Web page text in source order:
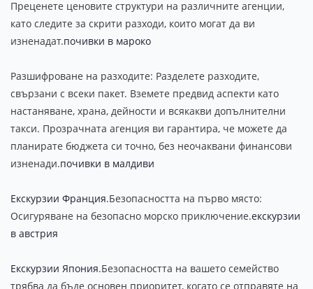
Преценете ценовите структури на различните агенции,
като следите за скрити разходи, които могат да ви
изненадат.почивки в мароко
Разшифроване на разходите: Разделете разходите,
свързани с всеки пакет. Вземете предвид аспекти като
настаняване, храна, дейности и всякакви допълнителни
такси. Прозрачната агенция ви гарантира, че можете да
планирате бюджета си точно, без неочаквани финансови
изненади.почивки в малдиви
Екскурзии Франция.Безопасността на първо място:
Осигуряване на безопасно морско приключение.екскурзии
в австрия
Екскурзии Япония.Безопасността на вашето семейство
трябва да бъде основен приоритет, когато се отправяте на